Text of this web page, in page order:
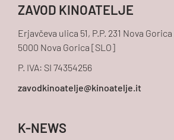
ZAVOD KINOATELJE
Erjavčeva ulica 51, P.P. 231 Nova Gorica
5000 Nova Gorica [SLO]
P. IVA: SI 74354256
K-NEWS